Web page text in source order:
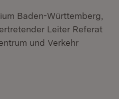
Baden-Württemberg,
Leiter Referat
und Verkehr